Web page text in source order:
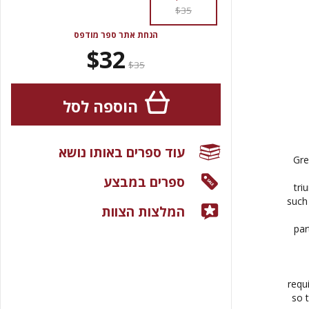
so
$35
הנחת אתר ספר מודפס
$35
$32
הוספה לסל
עוד ספרים באותו נושא
ספרים במבצע
המלצות הצוות